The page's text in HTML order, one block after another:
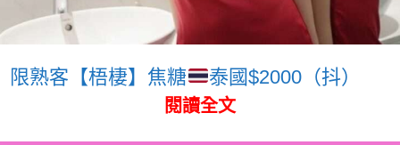
限熟客【梧棲】焦糖 泰國$2000（抖）
閱讀全文